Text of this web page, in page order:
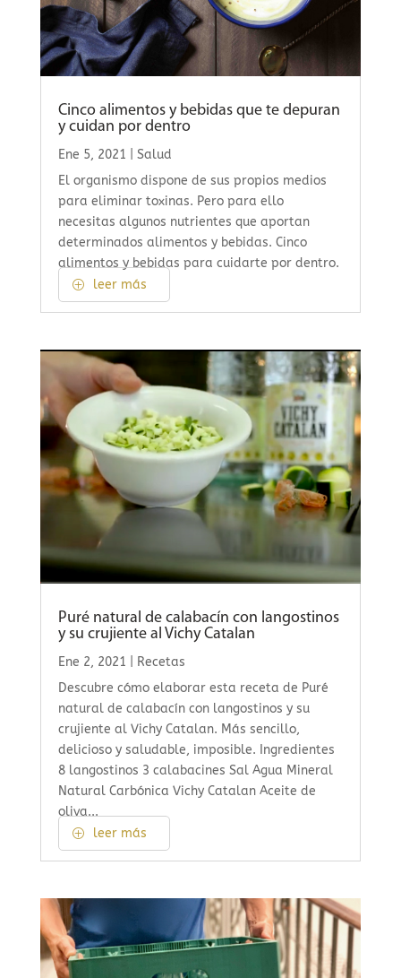
Cinco alimentos y bebidas que te depuran
y cuidan por dentro
Ene 5, 2021
Salud
El organismo dispone de sus propios medios
para eliminar toxinas. Pero para ello
necesitas algunos nutrientes que aportan
determinados alimentos y bebidas. Cinco
alimentos y bebidas para cuidarte por dentro.
leer más
Puré natural de calabacín con langostinos
y su crujiente al Vichy Catalan
Ene 2, 2021
Recetas
Descubre cómo elaborar esta receta de Puré
natural de calabacín con langostinos y su
crujiente al Vichy Catalan. Más sencillo,
delicioso y saludable, imposible. Ingredientes
8 langostinos 3 calabacines Sal Agua Mineral
Natural Carbónica Vichy Catalan Aceite de
oliva...
leer más